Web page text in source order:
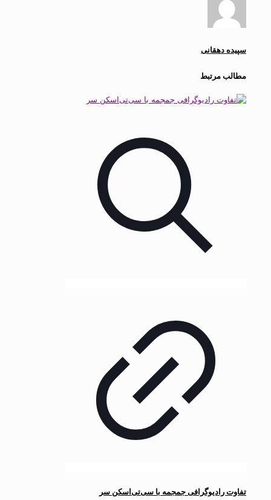
سپیده دهقانی
مطالب مرتبط
تفاوت رادیوگرافی جمجمه با سی‌تی‌اسکن سر